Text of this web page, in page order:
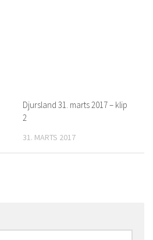
Djursland 31. marts 2017 – klip
2
31. MARTS 2017